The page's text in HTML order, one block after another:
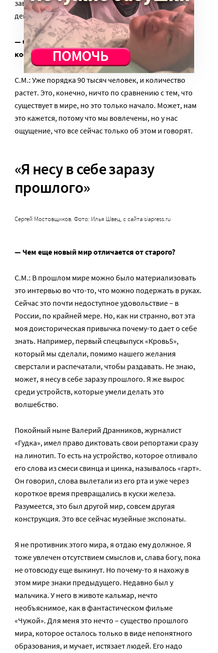
завораживает и дает возможность рассуждать и
действовать дальше.
— Сколько их сейчас? Потенциальных доноров
костного мозга в регистре?
С.М.: Уже порядка 90 тысяч человек, и количество
растет. Это, конечно, ничто по сравнению с тем, что
существует в мире, но это только начало. Может, нам
это кажется, потому что мы вовлечены, но у нас
ощущение, что все сейчас только об этом и говорят.
«Я несу в себе заразу
прошлого»
Сергей Мостовщиков. Фото: Илья Швец, с сайта siapress.ru
— Чем еще новый мир отличается от старого?
С.М.: В прошлом мире можно было материализовать
это интервью во что-то, что можно подержать в руках.
Сейчас это почти недоступное удовольствие – в
России, по крайней мере. Но, как ни странно, вот эта
моя доисторическая привычка почему-то дает о себе
знать. Например, первый спецвыпуск «Кровь5»,
который мы сделали, помимо нашего желания
сверстали и распечатали, чтобы раздавать. Не знаю,
может, я несу в себе заразу прошлого. Я же вырос
среди устройств, которые умели делать это
волшебство.
Покойный ныне Валерий Дранников, журналист
«Гудка», имел право диктовать свои репортажи сразу
на линотип. То есть на устройство, которое отливало
его слова из смеси свинца и цинка, называлось «гарт».
Он говорил, слова вылетали из его рта и уже через
короткое время превращались в куски железа.
Разумеется, это был другой мир, совсем другая
конструкция. Это все сейчас музейные экспонаты.
Я не противник этого мира, я отдаю ему должное. Я
тоже увлечен отсутствием смыслов и, слава богу, пока
не отовсюду еще выкинут. Но почему-то я нахожу в
этом мире знаки предыдущего. Недавно был у
мальчика. У него в животе кальмар, нечто
необъяснимое, как в фантастическом фильме
«Чужой». Для меня это нечто – существо прошлого
мира, которое осталось только в виде непонятного
образования, и мучает, истязает людей. Его надо